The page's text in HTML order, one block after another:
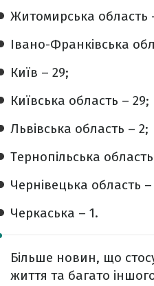
Житомирська область
Івано-Франківська
Київ – 29;
Київська область – 29;
Львівська область – 2;
Тернопільська
Чернівецька область
Черкаська – 1.
Більше новин, що
життя та багато